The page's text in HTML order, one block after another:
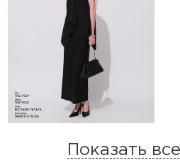
Показать